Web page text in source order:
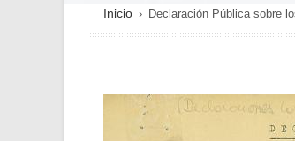
SOBRESCRIBIR
ENLACES
Inicio Declaración Pública sobre